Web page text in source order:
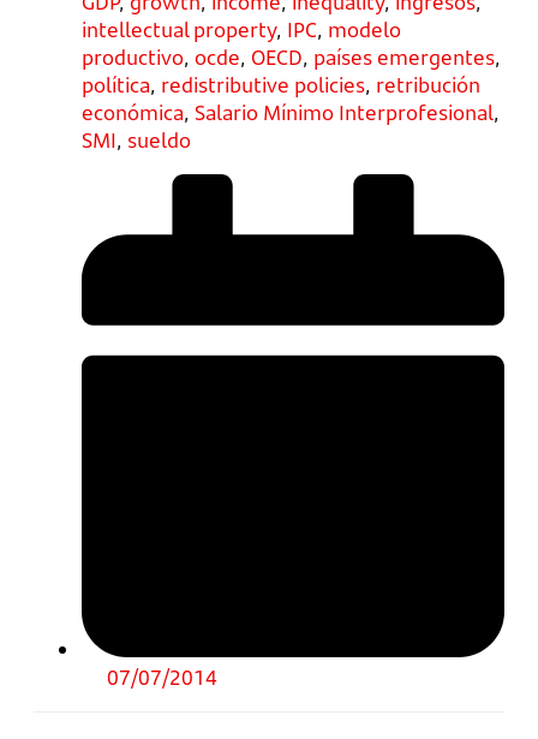
intellectual property, IPC, modelo
productivo, ocde, OECD, países emergentes,
política, redistributive policies, retribución
económica, Salario Mínimo Interprofesional,
SMI, sueldo
07/07/2014